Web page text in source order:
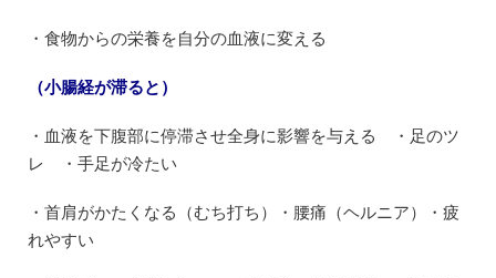
・食物からの栄養を自分の血液に変える
（小腸経が滞ると）
・血液を下腹部に停滞させ全身に影響を与える ・足のツ
レ ・手足が冷たい
・首肩がかたくなる（むち打ち）・腰痛（ヘルニア）・疲
れやすい